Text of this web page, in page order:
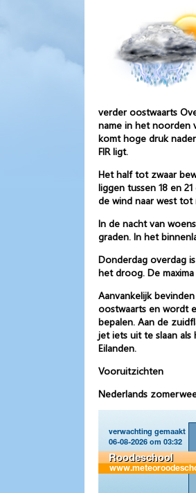
verder oostwaarts
name in het noorden
komt hoge druk
FIR ligt.
Het half tot zwaar
liggen tussen 18 en
de wind naar west
In de nacht van
graden. In het
Donderdag overdag
het droog. De
Aanvankelijk
oostwaarts en wordt
bepalen. Aan de
jet iets uit te slaan
Eilanden.
Vooruitzichten
Nederlands